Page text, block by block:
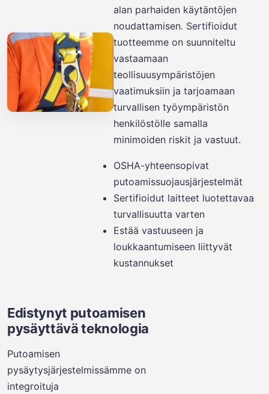
alan parhaiden käytäntöjen
noudattamisen. Sertifioidut
tuotteemme on suunniteltu
vastaamaan
teollisuusympäristöjen
vaatimuksiin ja tarjoamaan
turvallisen työympäristön
henkilöstölle samalla
minimoiden riskit ja vastuut.
OSHA-yhteensopivat
putoamissuojausjärjestelmät
Sertifioidut laitteet luotettavaa
turvallisuutta varten
Estää vastuuseen ja
loukkaantumiseen liittyvät
kustannukset
Edistynyt putoamisen
pysäyttävä teknologia
Putoamisen
pysäytysjärjestelmissämme on
integroituja